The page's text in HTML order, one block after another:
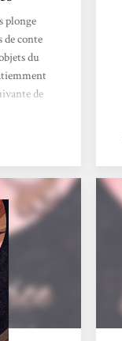
plonge
de conte
du
de
pour
qui leur
et
délice
dans...